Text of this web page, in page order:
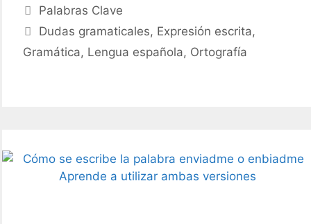
cuyas
o
cullas
Categories
Palabras Clave
Tags
Dudas gramaticales, Expresión escrita,
Gramática, Lengua española, Ortografía